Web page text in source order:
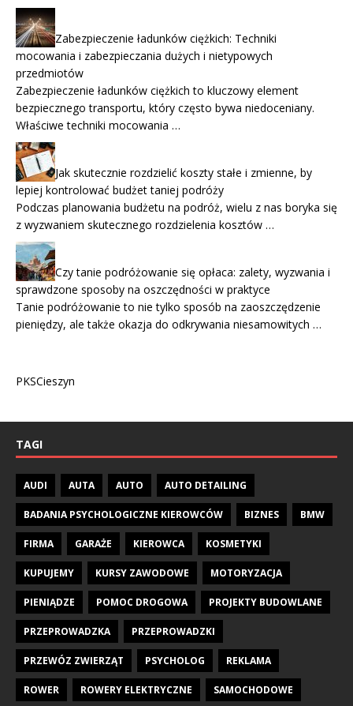
Zabezpieczenie ładunków ciężkich: Techniki
mocowania i zabezpieczania dużych i nietypowych
przedmiotów
Zabezpieczenie ładunków ciężkich to kluczowy element
bezpiecznego transportu, który często bywa niedoceniany.
Właściwe techniki mocowania …
Jak skutecznie rozdzielić koszty stałe i zmienne, by
lepiej kontrolować budżet taniej podróży
Podczas planowania budżetu na podróż, wielu z nas boryka się
z wyzwaniem skutecznego rozdzielenia kosztów …
Czy tanie podróżowanie się opłaca: zalety, wyzwania i
sprawdzone sposoby na oszczędności w praktyce
Tanie podróżowanie to nie tylko sposób na zaoszczędzenie
pieniędzy, ale także okazja do odkrywania niesamowitych …
PKSCieszyn
TAGI
AUDI AUTA AUTO AUTO DETAILING
BADANIA PSYCHOLOGICZNE KIEROWCÓW BIZNES BMW
FIRMA GARAŻE KIEROWCA KOSMETYKI
KUPUJEMY KURSY ZAWODOWE MOTORYZACJA
PIENIĄDZE POMOC DROGOWA PROJEKTY BUDOWLANE
PRZEPROWADZKA PRZEPROWADZKI
PRZEWÓZ ZWIERZĄT PSYCHOLOG REKLAMA
ROWER ROWERY ELEKTRYCZNE SAMOCHODOWE